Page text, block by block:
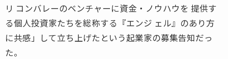
リ コンバレーのベンチャーに資金・ノウハウを 提供す
る個人投資家たちを総称する『エンジ ェル』のあり方
に共感」して立ち上げたという起業家の募集告知だっ
た。